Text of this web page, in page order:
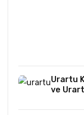
Urartu
ve